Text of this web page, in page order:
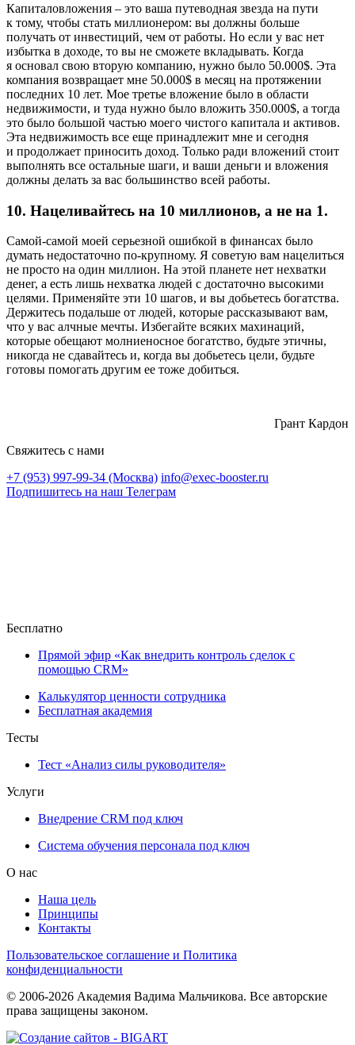
Капиталовложения – это ваша путеводная звезда на пути
к тому, чтобы стать миллионером: вы должны больше
получать от инвестиций, чем от работы. Но если у вас нет
избытка в доходе, то вы не сможете вкладывать. Когда
я основал свою вторую компанию, нужно было 50.000$. Эта
компания возвращает мне 50.000$ в месяц на протяжении
последних 10 лет. Мое третье вложение было в области
недвижимости, и туда нужно было вложить 350.000$, а тогда
это было большой частью моего чистого капитала и активов.
Эта недвижимость все еще принадлежит мне и сегодня
и продолжает приносить доход. Только ради вложений стоит
выполнять все остальные шаги, и ваши деньги и вложения
должны делать за вас большинство всей работы.
10. Нацеливайтесь на 10 миллионов, а не на 1.
Самой-самой моей серьезной ошибкой в финансах было
думать недостаточно по-крупному. Я советую вам нацелиться
не просто на один миллион. На этой планете нет нехватки
денег, а есть лишь нехватка людей с достаточно высокими
целями. Применяйте эти 10 шагов, и вы добьетесь богатства.
Держитесь подальше от людей, которые рассказывают вам,
что у вас алчные мечты. Избегайте всяких махинаций,
которые обещают молниеносное богатство, будьте этичны,
никогда не сдавайтесь и, когда вы добьетесь цели, будьте
готовы помогать другим ее тоже добиться.
Грант Кардон
Свяжитесь с нами
+7 (953) 997-99-34 (Москва) info@exec-booster.ru
Подпишитесь на наш Телеграм
Бесплатно
Прямой эфир «Как внедрить контроль сделок с
помощью CRM»
Калькулятор ценности сотрудника
Бесплатная академия
Тесты
Тест «Анализ силы руководителя»
Услуги
Внедрение CRM под ключ
Система обучения персонала под ключ
О нас
Наша цель
Принципы
Контакты
Пользовательское соглашение и Политика
конфиденциальности
© 2006-2026 Академия Вадима Мальчикова. Все авторские
права защищены законом.